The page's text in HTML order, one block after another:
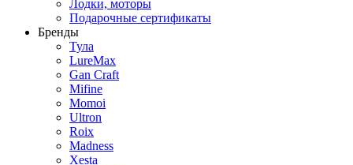
Лодки, моторы
Подарочные сертификаты
Бренды
Тула
LureMax
Gan Craft
Mifine
Momoi
Ultron
Roix
Madness
Xesta